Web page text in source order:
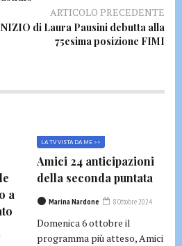
ARTICOLO PRECEDENTE
di Laura Pausini debutta alla
75esima posizione FIMI
a
LA TV VISTA DA ME >>
Amici 24 anticipazioni
della seconda puntata
Marina Nardone 8 Ottobre 2024
Domenica 6 ottobre il
programma più atteso, Amici